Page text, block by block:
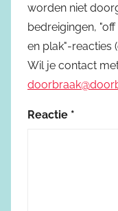
worden niet
bedreigingen,
en plak"-reacties
Wil je contact
Reactie *